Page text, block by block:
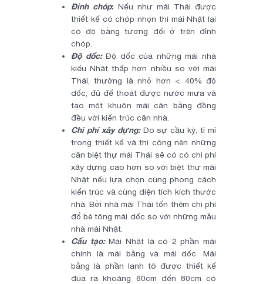
Đỉnh chóp: Nếu như mái Thái được
thiết kế có chóp nhọn thì mái Nhật lại
có độ bằng tương đối ở trên đỉnh
chóp.
Độ dốc:Độ dốc của những mái nhà
kiểu Nhật thấp hơn nhiều so với mái
Thái, thường là nhỏ hơn < 40% độ
dốc, đủ để thoát được nước mưa và
tạo một khuôn mái cân bằng đồng
đều với kiến trúc căn nhà.
Chi phí xây dựng:Do sự cầu kỳ, tỉ mỉ
trong thiết kế và thi công nên những
căn biệt thự mái Thái sẽ có có chi phí
xây dựng cao hơn so với biệt thự mái
Nhật nếu lựa chọn cùng phong cách
kiến trúc và cùng diện tích kích thước
nhà. Bởi nhà mái Thái tốn thêm chi phí
đổ bê tông mái dốc so với những mẫu
nhà mái Nhật.
Cấu tạo:Mái Nhật là có 2 phần mái
chính là mái bằng và mái dốc. Mái
bằng là phần lanh tô được thiết kế
đua ra khoảng 60cm đến 80cm có